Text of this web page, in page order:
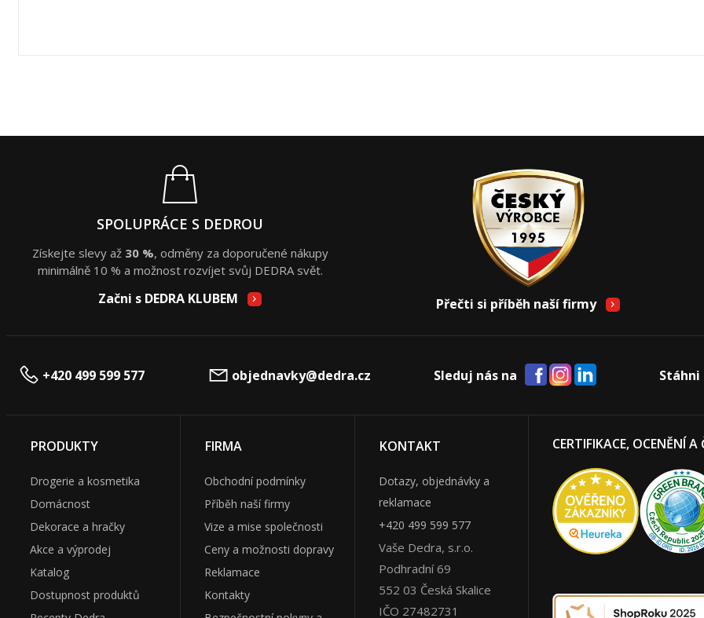
SPOLUPRÁCE S DEDROU
Získejte slevy až 30 %, odměny za doporučené nákupy
minimálně 10 % a možnost rozvíjet svůj DEDRA svět.
Začni s DEDRA KLUBEM Přečti si příběh naší firmy
+420 499 599 577 objednavky@dedra.cz Sleduj nás na
PRODUKTY
Drogerie a kosmetika
Domácnost
Dekorace a hračky
Akce a výprodej
Katalog
Dostupnost produktů
FIRMA
Obchodní podmínky
Příběh naší firmy
Vize a mise společnosti
Ceny a možnosti dopravy
Reklamace
Kontakty
KONTAKT
Dotazy, objednávky a
reklamace
+420 499 599 577
Vaše Dedra, s.r.o.
Podhradní 69
552 03 Česká Skalice
IČO 27482731
CERTIFIKACE, OCENĚNÍ A